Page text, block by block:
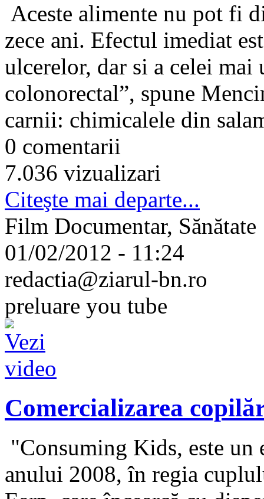
Aceste alimente nu pot fi
zece ani. Efectul imediat
ulcerelor, dar si a celei mai
colonorectal”, spune
carnii: chimicalele din
0 comentarii
7.036 vizualizari
Citeşte mai departe...
Film Documentar, Sănătate
01/02/2012 - 11:24
redactia@ziarul-bn.ro
preluare you tube
Comercializarea
"Consuming Kids, este
anului 2008, în regia